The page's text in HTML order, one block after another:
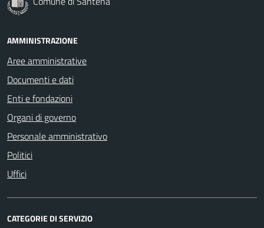
AMMINISTRAZIONE
Aree amministrative
Documenti e dati
Enti e fondazioni
Organi di governo
Personale amministrativo
Politici
Uffici
CATEGORIE DI SERVIZIO